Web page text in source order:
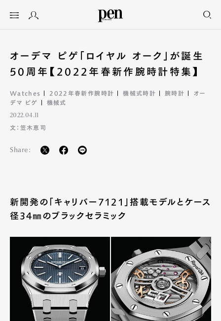
オーデマ ピゲ「ロイヤル オーク」が誕生
50周年【2022年春新作腕時計特集】
Watches 2022年春新作腕時計 機械式時計 腕時計
オー
デマ ピゲ
機械式
2022.04.11
文：笠木恵司
Share:
新開発の「キャリバー7121」搭載モデルとケース
径34㎜のブラックセラミック